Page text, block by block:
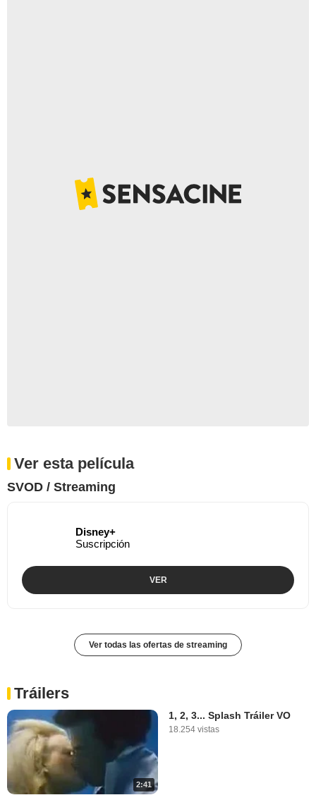
Ver esta película
SVOD / Streaming
Disney+
Suscripción
VER
Ver todas las ofertas de streaming
Tráilers
2:41
1, 2, 3... Splash Tráiler VO
18.254 vistas